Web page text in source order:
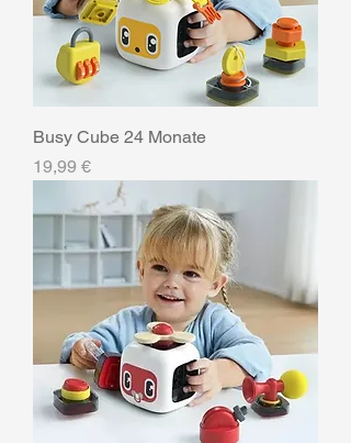
Busy Cube 24 Monate
Preis
19,99 €